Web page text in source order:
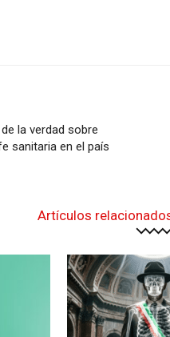
la verdad sobre
sanitaria en el país
Artículos